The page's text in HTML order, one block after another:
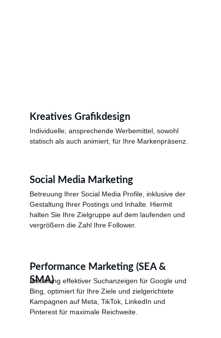
Social Media Marketing
Betreuung Ihrer Social Media Profile, inklusive der
Gestaltung Ihrer Postings und Inhalte. Hiermit
halten Sie Ihre Zielgruppe auf dem laufenden und
vergrößern die Zahl Ihre Follower.
Performance Marketing (SEA &
SMA)
Erstellung effektiver Suchanzeigen für Google und
Bing, optimiert für Ihre Ziele und zielgerichtete
Kampagnen auf Meta, TikTok, LinkedIn und
Pinterest für maximale Reichweite.
Kreatives Grafikdesign
Individuelle, ansprechende Werbemittel, sowohl
statisch als auch animiert, für Ihre Markenpräsenz.